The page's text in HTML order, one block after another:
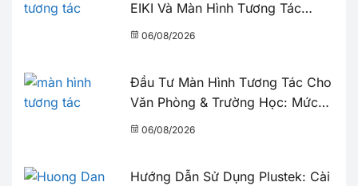
EIKI Và Màn Hình Tương Tác
SUMMY: Nên Chọn Thương Hiệu
06/08/2026
Đầu Tư Màn Hình Tương Tác Cho
Văn Phòng & Trường Học: Mức
Giá & Những Điều Cần Biết
06/08/2026
Hướng Dẫn Sử Dụng Plustek: Cài